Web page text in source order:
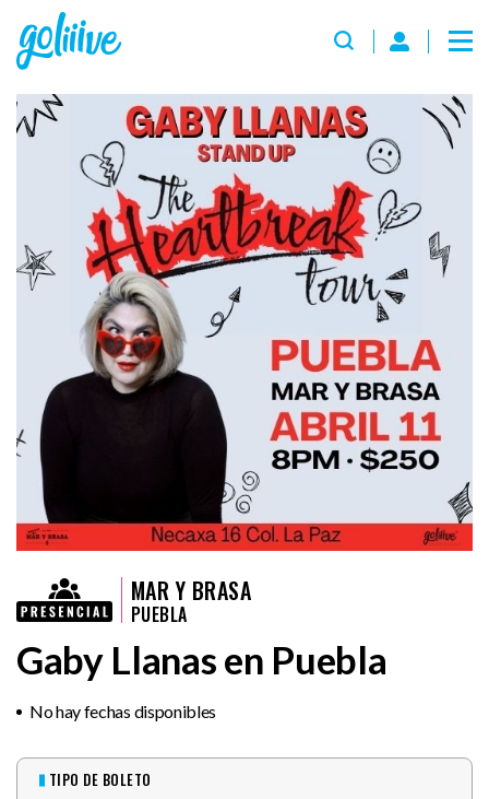
MAR Y BRASA
PUEBLA
Gaby Llanas en Puebla
No hay fechas disponibles
TIPO DE BOLETO